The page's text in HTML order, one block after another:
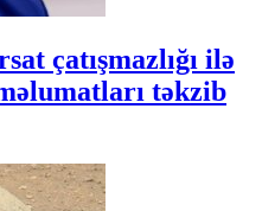
çatışmazlığı ilə
təkzib